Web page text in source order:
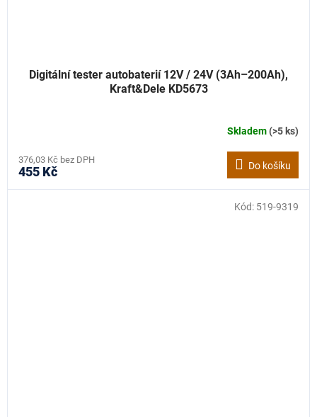
Digitální tester autobaterií 12V / 24V (3Ah–200Ah),
Kraft&Dele KD5673
Skladem(>5 ks)
376,03 Kč bez DPH
455 Kč Do košíku
Kód: 519-9319